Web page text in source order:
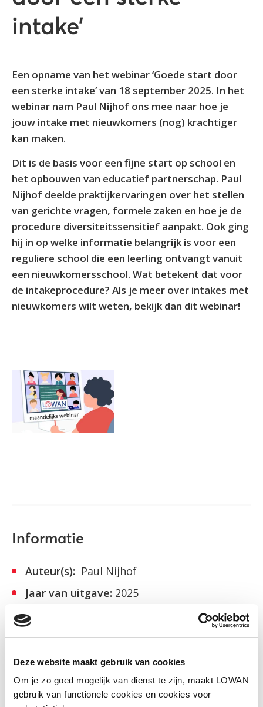
Deze website maakt gebruik van cookies
Om je zo goed mogelijk van dienst te zijn, maakt LOWAN
gebruik van functionele cookies en cookies voor
intake’
Een opname van het webinar ‘Goede start door
een sterke intake’ van 18 september 2025. In het
webinar nam Paul Nijhof ons mee naar hoe je
jouw intake met nieuwkomers (nog) krachtiger
kan maken.
Dit is de basis voor een fijne start op school en
het opbouwen van educatief partnerschap. Paul
Nijhof deelde praktijkervaringen over het stellen
van gerichte vragen, formele zaken en hoe je de
procedure diversiteitssensitief aanpakt. Ook ging
hij in op welke informatie belangrijk is voor een
reguliere school die een leerling ontvangt vanuit
een nieuwkomersschool. Wat betekent dat voor
de intakeprocedure? Als je meer over intakes met
nieuwkomers wilt weten, bekijk dan dit webinar!
Informatie
Auteur(s): Paul Nijhof
Jaar van uitgave: 2025